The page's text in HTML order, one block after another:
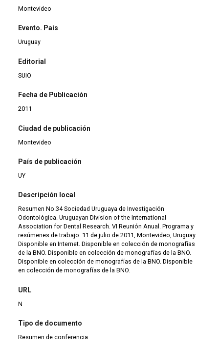
Montevideo
Evento. Pais
Uruguay
Editorial
SUIO
Fecha de Publicación
2011
Ciudad de publicación
Montevideo
País de publicación
UY
Descripción local
Resumen No.34 Sociedad Uruguaya de Investigación
Odontológica. Uruguayan Division of the International
Association for Dental Research. VI Reunión Anual. Programa y
resúmenes de trabajo. 11 de julio de 2011, Montevideo, Uruguay.
Disponible en Internet. Disponible en colección de monografías
de la BNO. Disponible en colección de monografías de la BNO.
Disponible en colección de monografías de la BNO. Disponible
en colección de monografías de la BNO.
URL
N
Tipo de documento
Resumen de conferencia